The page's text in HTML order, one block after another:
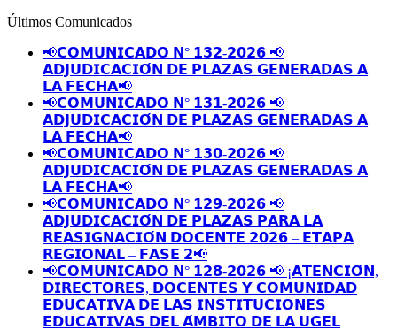
Últimos Comunicados
📢𝗖𝗢𝗠𝗨𝗡𝗜𝗖𝗔𝗗𝗢 𝗡° 𝟭𝟯𝟮-𝟮𝟬𝟮𝟲 📢
𝗔𝗗𝗝𝗨𝗗𝗜𝗖𝗔𝗖𝗜𝗢́𝗡 𝗗𝗘 𝗣𝗟𝗔𝗭𝗔𝗦 𝗚𝗘𝗡𝗘𝗥𝗔𝗗𝗔𝗦 𝗔
𝗟𝗔 𝗙𝗘𝗖𝗛𝗔📢
📢𝗖𝗢𝗠𝗨𝗡𝗜𝗖𝗔𝗗𝗢 𝗡° 𝟭𝟯𝟭-𝟮𝟬𝟮𝟲 📢
𝗔𝗗𝗝𝗨𝗗𝗜𝗖𝗔𝗖𝗜𝗢́𝗡 𝗗𝗘 𝗣𝗟𝗔𝗭𝗔𝗦 𝗚𝗘𝗡𝗘𝗥𝗔𝗗𝗔𝗦 𝗔
𝗟𝗔 𝗙𝗘𝗖𝗛𝗔📢
📢𝗖𝗢𝗠𝗨𝗡𝗜𝗖𝗔𝗗𝗢 𝗡° 𝟭𝟯𝟬-𝟮𝟬𝟮𝟲 📢
𝗔𝗗𝗝𝗨𝗗𝗜𝗖𝗔𝗖𝗜𝗢́𝗡 𝗗𝗘 𝗣𝗟𝗔𝗭𝗔𝗦 𝗚𝗘𝗡𝗘𝗥𝗔𝗗𝗔𝗦 𝗔
𝗟𝗔 𝗙𝗘𝗖𝗛𝗔📢
📢𝗖𝗢𝗠𝗨𝗡𝗜𝗖𝗔𝗗𝗢 𝗡° 𝟭𝟮𝟵-𝟮𝟬𝟮𝟲 📢
𝗔𝗗𝗝𝗨𝗗𝗜𝗖𝗔𝗖𝗜𝗢́𝗡 𝗗𝗘 𝗣𝗟𝗔𝗭𝗔𝗦 𝗣𝗔𝗥𝗔 𝗟𝗔
𝗥𝗘𝗔𝗦𝗜𝗚𝗡𝗔𝗖𝗜𝗢́𝗡 𝗗𝗢𝗖𝗘𝗡𝗧𝗘 𝟮𝟬𝟮𝟲 – 𝗘𝗧𝗔𝗣𝗔
𝗥𝗘𝗚𝗜𝗢𝗡𝗔𝗟 – 𝗙𝗔𝗦𝗘 𝟮📢
📢𝗖𝗢𝗠𝗨𝗡𝗜𝗖𝗔𝗗𝗢 𝗡° 𝟭𝟮𝟴-𝟮𝟬𝟮𝟲 📢 ¡𝗔𝗧𝗘𝗡𝗖𝗜𝗢́𝗡,
𝗗𝗜𝗥𝗘𝗖𝗧𝗢𝗥𝗘𝗦, 𝗗𝗢𝗖𝗘𝗡𝗧𝗘𝗦 𝗬 𝗖𝗢𝗠𝗨𝗡𝗜𝗗𝗔𝗗
𝗘𝗗𝗨𝗖𝗔𝗧𝗜𝗩𝗔 𝗗𝗘 𝗟𝗔𝗦 𝗜𝗡𝗦𝗧𝗜𝗧𝗨𝗖𝗜𝗢𝗡𝗘𝗦
𝗘𝗗𝗨𝗖𝗔𝗧𝗜𝗩𝗔𝗦 𝗗𝗘𝗟 𝗔́𝗠𝗕𝗜𝗧𝗢 𝗗𝗘 𝗟𝗔 𝗨𝗚𝗘𝗟